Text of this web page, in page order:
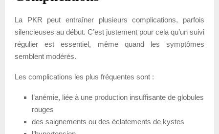
La PKR peut entraîner plusieurs complications, parfois
silencieuses au début. C’est justement pour cela qu’un suivi
régulier est essentiel, même quand les symptômes
semblent modérés.
Les complications les plus fréquentes sont :
l’anémie, liée à une production insuffisante de globules
rouges
des saignements ou des éclatements de kystes